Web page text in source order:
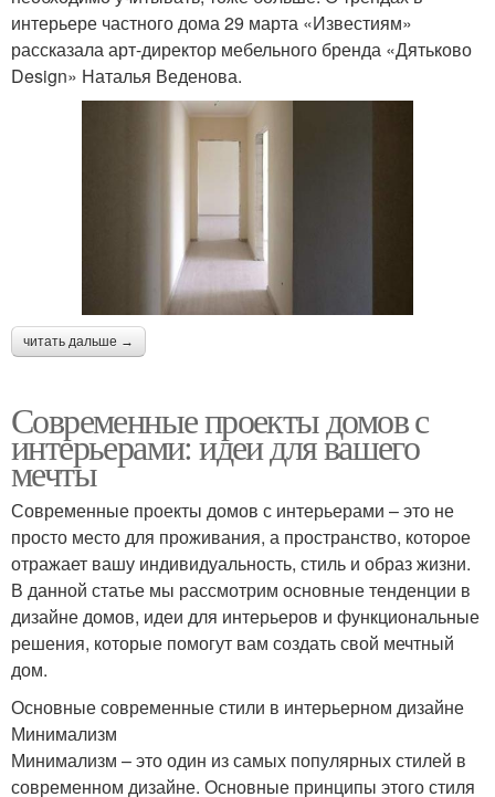
интерьере частного дома 29 марта «Известиям»
рассказала арт-директор мебельного бренда «Дятьково
Design» Наталья Веденова.
читать дальше →
Современные проекты домов с
интерьерами: идеи для вашего
мечты
Современные проекты домов с интерьерами – это не
просто место для проживания, а пространство, которое
отражает вашу индивидуальность, стиль и образ жизни.
В данной статье мы рассмотрим основные тенденции в
дизайне домов, идеи для интерьеров и функциональные
решения, которые помогут вам создать свой мечтный
дом.
Основные современные стили в интерьерном дизайне
Минимализм
Минимализм – это один из самых популярных стилей в
современном дизайне. Основные принципы этого стиля